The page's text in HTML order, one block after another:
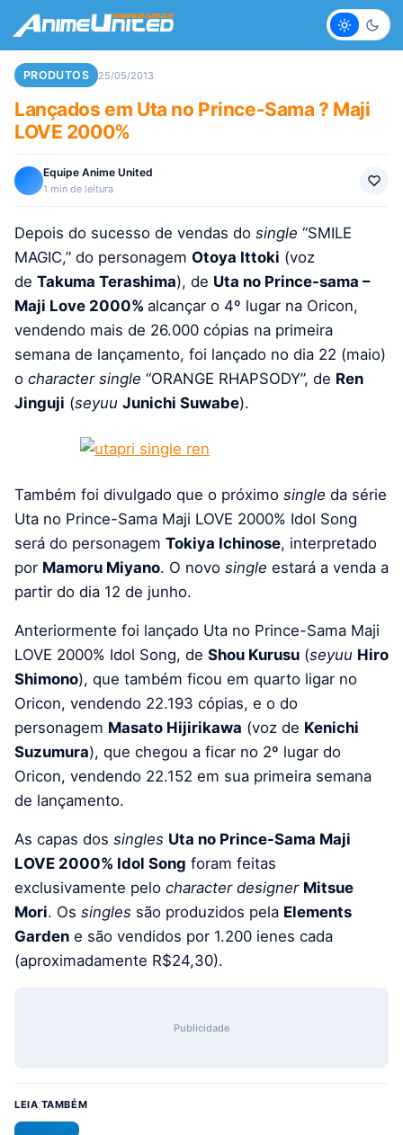
Claro
PRODUTOS 25/05/2013
Lançados em Uta no Prince-Sama ? Maji
LOVE 2000%
Equipe Anime United
1 min de leitura
Depois do sucesso de vendas do single “SMILE
MAGIC,” do personagem Otoya Ittoki (voz
de Takuma Terashima), de Uta no Prince-sama –
Maji Love 2000% alcançar o 4º lugar na Oricon,
vendendo mais de 26.000 cópias na primeira
semana de lançamento, foi lançado no dia 22 (maio)
o character single “ORANGE RHAPSODY”, de Ren
Jinguji (seyuu Junichi Suwabe).
Também foi divulgado que o próximo single da série
Uta no Prince-Sama Maji LOVE 2000% Idol Song
será do personagem Tokiya Ichinose, interpretado
por Mamoru Miyano. O novo single estará a venda a
partir do dia 12 de junho.
Anteriormente foi lançado Uta no Prince-Sama Maji
LOVE 2000% Idol Song, de Shou Kurusu (seyuu Hiro
Shimono), que também ficou em quarto ligar no
Oricon, vendendo 22.193 cópias, e o do
personagem Masato Hijirikawa (voz de Kenichi
Suzumura), que chegou a ficar no 2º lugar do
Oricon, vendendo 22.152 em sua primeira semana
de lançamento.
As capas dos singles Uta no Prince-Sama Maji
LOVE 2000% Idol Song foram feitas
exclusivamente pelo character designer Mitsue
Mori. Os singles são produzidos pela Elements
Garden e são vendidos por 1.200 ienes cada
(aproximadamente R$24,30).
Publicidade
LEIA TAMBÉM